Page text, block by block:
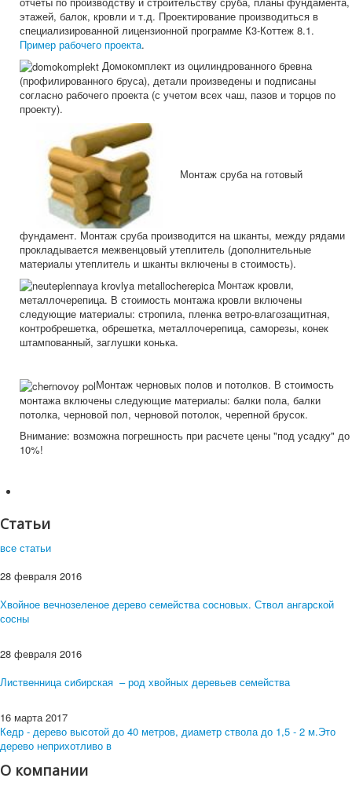
этажей, балок, кровли и т.д. Проектирование производиться в
специализированной лицензионной программе К3-Коттеж 8.1.
Пример рабочего проекта.
Домокомплект из оцилиндрованного бревна
(профилированного бруса), детали произведены и подписаны
согласно рабочего проекта (с учетом всех чаш, пазов и торцов по
проекту).
Монтаж сруба на готовый
фундамент. Монтаж сруба производится на шканты, между рядами
прокладывается межвенцовый утеплитель (дополнительные
материалы утеплитель и шканты включены в стоимость).
Монтаж кровли,
металлочерепица. В стоимость монтажа кровли включены
следующие материалы: стропила, пленка ветро-влагозащитная,
контробрешетка, обрешетка, металлочерепица, саморезы, конек
штампованный, заглушки конька.
Монтаж черновых полов и потолков. В стоимость
монтажа включены следующие материалы: балки пола, балки
потолка, черновой пол, черновой потолок, черепной брусок.
Внимание: возможна погрешность при расчете цены "под усадку" до
10%!
Статьи
все статьи
28 февраля 2016
Хвойное вечнозеленое дерево семейства сосновых. Ствол ангарской
сосны
28 февраля 2016
Лиственница сибирская – род хвойных деревьев семейства
16 марта 2017
Кедр - дерево высотой до 40 метров, диаметр ствола до 1,5 - 2 м.Это
дерево неприхотливо в
О компании